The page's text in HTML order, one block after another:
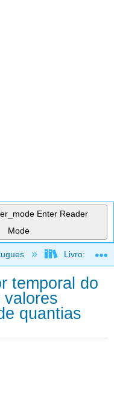
Enter Reader
Mode
hierarchy Livro:
temporal do
quantias